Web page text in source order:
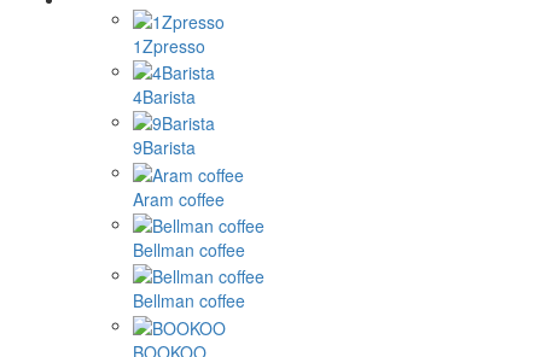
1Zpresso
4Barista
9Barista
Aram coffee
Bellman coffee
Bellman coffee
BOOKOO